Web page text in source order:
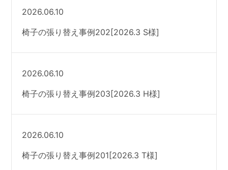
2026.06.10
椅子の張り替え事例202[2026.3 S様]
2026.06.10
椅子の張り替え事例203[2026.3 H様]
2026.06.10
椅子の張り替え事例201[2026.3 T様]